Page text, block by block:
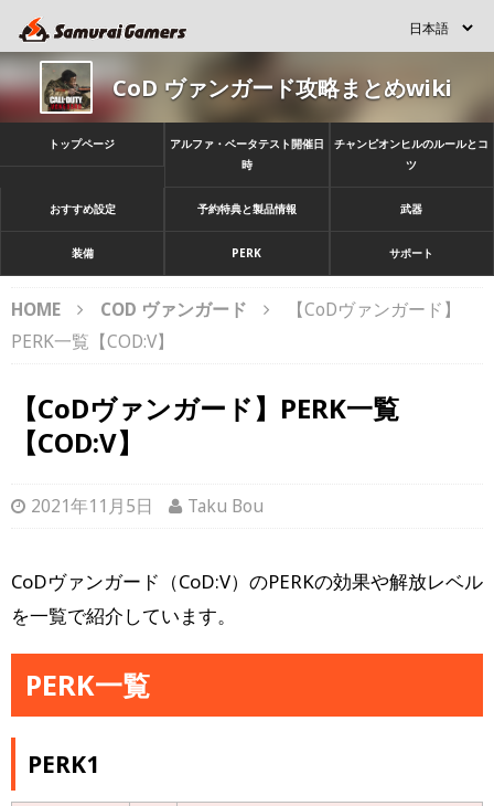
CoD ヴァンガード攻略まとめwiki
トップページ
アルファ・ベータテスト開催日
時
チャンピオンヒルのルールとコ
ツ
おすすめ設定 予約特典と製品情報 武器
装備 PERK サポート
HOME COD ヴァンガード
【CoDヴァンガード】
PERK一覧【COD:V】
【CoDヴァンガード】PERK一覧
【COD:V】
2021年11月5日 Taku Bou
CoDヴァンガード（CoD:V）のPERKの効果や解放レベル
を一覧で紹介しています。
PERK一覧
PERK1